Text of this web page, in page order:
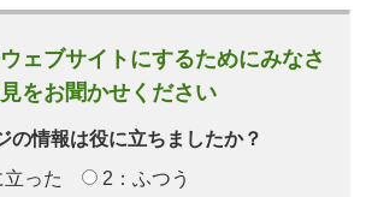
ェブサイトにするためにみなさ
をお聞かせください
の情報は役に立ちましたか？
った
2：ふつう